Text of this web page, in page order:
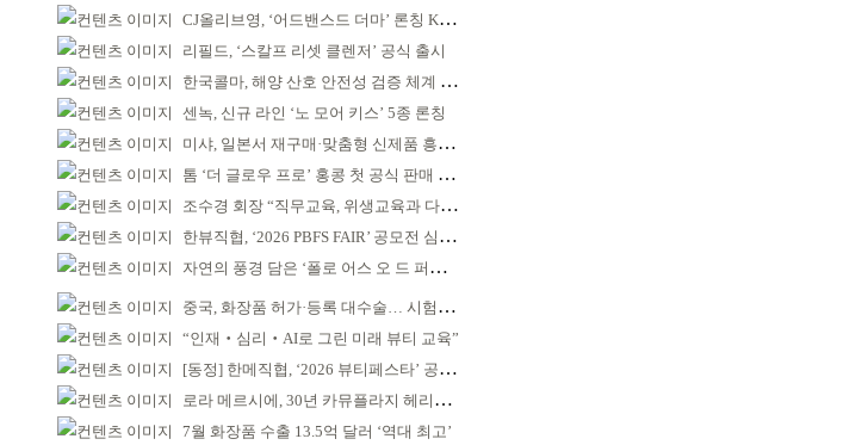
CJ올리브영, ‘어드밴스드 더마’ 론칭 K더마 육성 박차
리필드, ‘스칼프 리셋 클렌저’ 공식 출시
한국콜마, 해양 산호 안전성 검증 체계 구축
센녹, 신규 라인 ‘노 모어 키스’ 5종 론칭
미샤, 일본서 재구매·맞춤형 신제품 흥행 ‘쌍끌이’
톰 ‘더 글로우 프로’ 홍콩 첫 공식 판매 완판
조수경 회장 “직무교육, 위생교육과 다르다”
한뷰직협, ‘2026 PBFS FAIR’ 공모전 심사 성료
자연의 풍경 담은 ‘폴로 어스 오 드 퍼퓸’ 4종 출시
중국, 화장품 허가·등록 대수술… 시험자료 공용 허용
“인재‧심리‧AI로 그린 미래 뷰티 교육”
[동정] 한메직협, ‘2026 뷰티페스타’ 공동 주최
로라 메르시에, 30년 카뮤플라지 헤리티지 담아
7월 화장품 수출 13.5억 달러 ‘역대 최고’